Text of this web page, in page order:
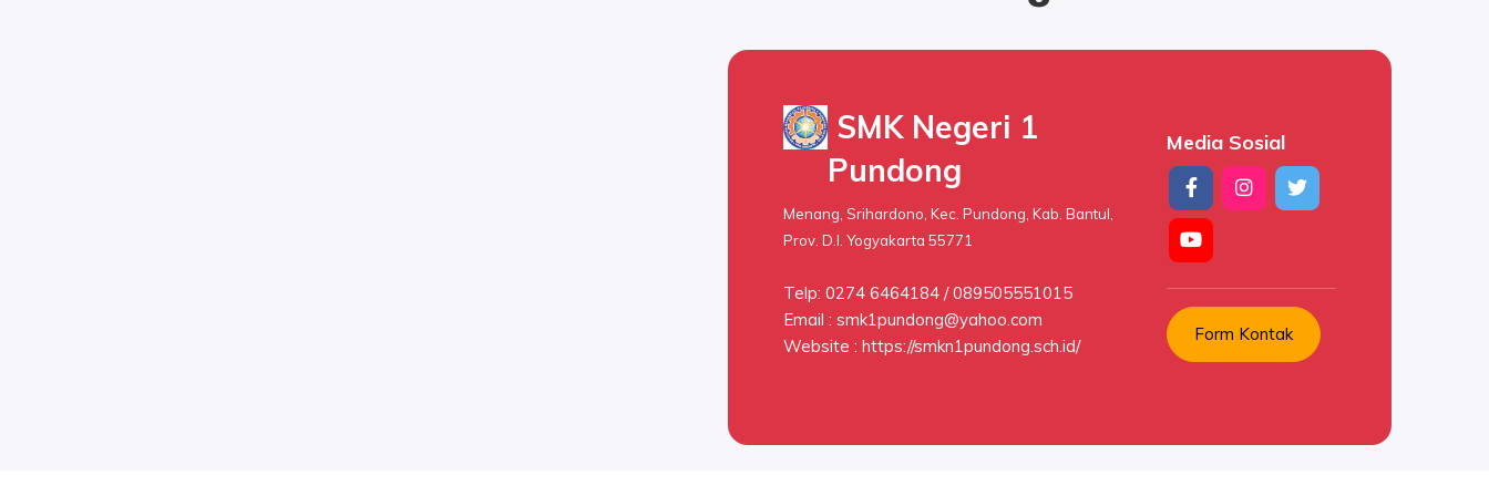
SMK Negeri 1
Pundong
Menang, Srihardono, Kec. Pundong, Kab. Bantul,
Prov. D.I. Yogyakarta 55771
Telp: 0274 6464184 / 089505551015
Email : smk1pundong@yahoo.com
Website : https://smkn1pundong.sch.id/
Media Sosial
Form Kontak